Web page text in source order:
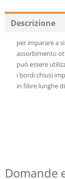
Descrizione
per imparare a
assorbimento
può essere
i bordi chiusi
in fibre lunghe di
Domande